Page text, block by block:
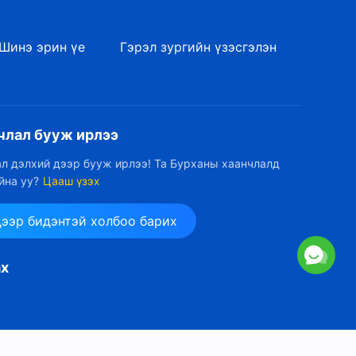
23:18
эрх мэдэл (II)" (V хэсэг)
Бурханы үг | "Цор ганц
Бурхан Өөрөө III Бурханы
Шинэ эрин үе
Гэрэл зургийн үзэсгэлэн
бууж ирлээ
дэлхий дээр бууж ирлээ! Та Бурханы хаанчлалд
уу? Цааш үзэх
бидэнтэй холбоо барих